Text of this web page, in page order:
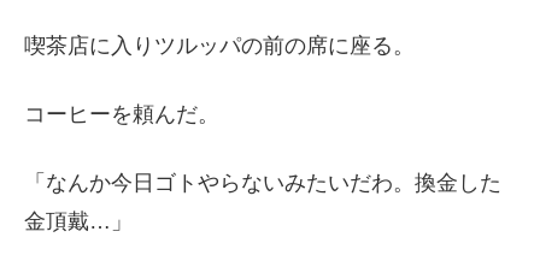
喫茶店に入りツルッパの前の席に座る。
コーヒーを頼んだ。
「なんか今日ゴトやらないみたいだわ。換金した
金頂戴…」